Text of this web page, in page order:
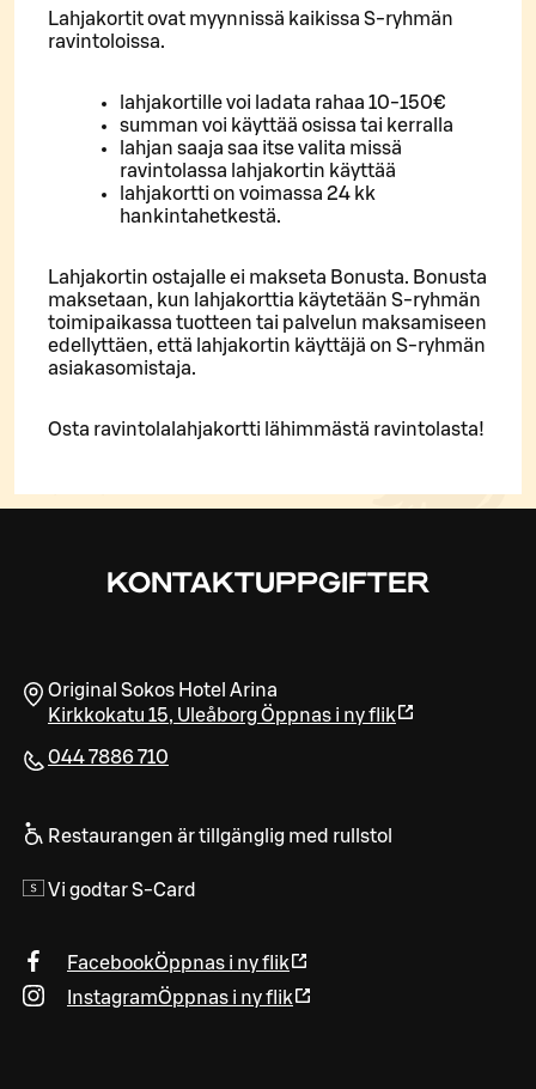
Lahjakortit ovat myynnissä kaikissa S-ryhmän
ravintoloissa.
lahjakortille voi ladata rahaa 10-150€
summan voi käyttää osissa tai kerralla
lahjan saaja saa itse valita missä
ravintolassa lahjakortin käyttää
lahjakortti on voimassa 24 kk
hankintahetkestä.
Lahjakortin ostajalle ei makseta Bonusta. Bonusta
maksetaan, kun lahjakorttia käytetään S-ryhmän
toimipaikassa tuotteen tai palvelun maksamiseen
edellyttäen, että lahjakortin käyttäjä on S-ryhmän
asiakasomistaja.
Osta ravintolalahjakortti lähimmästä ravintolasta!
KONTAKTUPPGIFTER
Original Sokos Hotel Arina
Kirkkokatu 15, UleåborgÖppnas i ny flik
044 7886 710
Restaurangen är tillgänglig med rullstol
Vi godtar S-Card
FacebookÖppnas i ny flik
InstagramÖppnas i ny flik